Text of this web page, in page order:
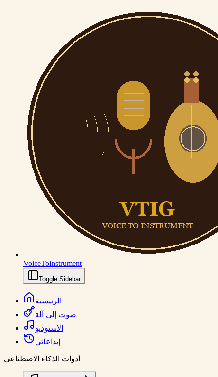
VoiceToInstrument
Toggle Sidebar
الرئيسية
صوت إلى آلة
الاستوديو
إبداعاتي
أدوات الذكاء الاصطناعي